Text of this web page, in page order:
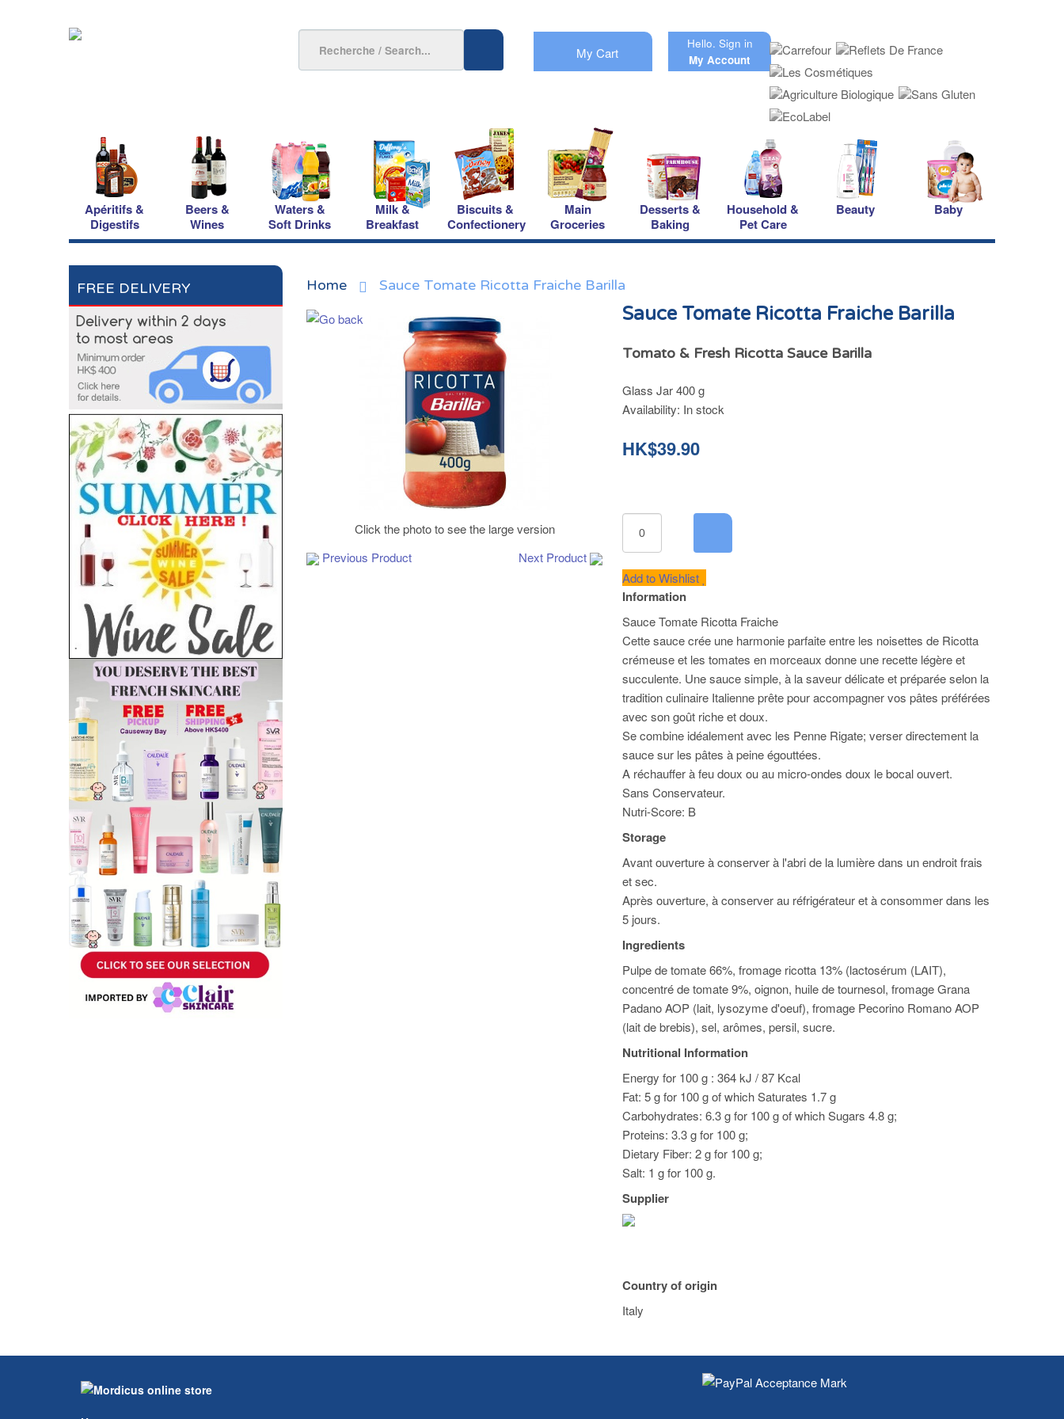
My Cart
Hello. Sign in
My Account
Apéritifs &
Digestifs
Beers &
Wines
Waters &
Soft Drinks
Milk &
Breakfast
Biscuits &
Confectionery
Main
Groceries
Desserts &
Baking
Household &
Pet Care
Beauty Baby
FREE DELIVERY Home Sauce Tomate Ricotta Fraiche Barilla
Click the photo to see the large version
Previous Product
Next Product
Sauce Tomate Ricotta Fraiche Barilla
Tomato & Fresh Ricotta Sauce Barilla
Glass Jar 400 g
Availability: In stock
HK$39.90
Add to Wishlist
Information
Sauce Tomate Ricotta Fraiche
Cette sauce crée une harmonie parfaite entre les noisettes de Ricotta
crémeuse et les tomates en morceaux donne une recette légère et
succulente. Une sauce simple, à la saveur délicate et préparée selon la
tradition culinaire Italienne prête pour accompagner vos pâtes préférées
avec son goût riche et doux.
Se combine idéalement avec les Penne Rigate; verser directement la
sauce sur les pâtes à peine égouttées.
A réchauffer à feu doux ou au micro-ondes doux le bocal ouvert.
Sans Conservateur.
Nutri-Score: B
Storage
Avant ouverture à conserver à l'abri de la lumière dans un endroit frais
et sec.
Après ouverture, à conserver au réfrigérateur et à consommer dans les
5 jours.
Ingredients
Pulpe de tomate 66%, fromage ricotta 13% (lactosérum (LAIT),
concentré de tomate 9%, oignon, huile de tournesol, fromage Grana
Padano AOP (lait, lysozyme d'oeuf), fromage Pecorino Romano AOP
(lait de brebis), sel, arômes, persil, sucre.
Nutritional Information
Energy for 100 g : 364 kJ / 87 Kcal
Fat: 5 g for 100 g of which Saturates 1.7 g
Carbohydrates: 6.3 g for 100 g of which Sugars 4.8 g;
Proteins: 3.3 g for 100 g;
Dietary Fiber: 2 g for 100 g;
Salt: 1 g for 100 g.
Supplier
Country of origin
Italy